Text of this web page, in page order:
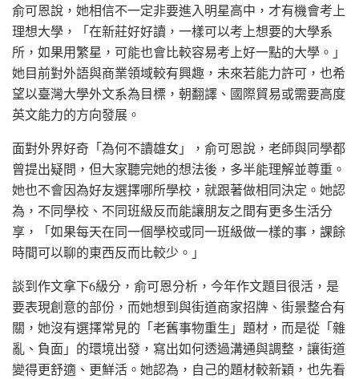
俞可恩說，她相信不一定非要進入明星高中，才有機會考上
理想大學，「在新莊好好讀，一樣可以考上想要的大學系
所，如果用繁星，可能也會比較容易考上好一點的大學。」
她目前對外語與商業領域較有興趣，未來若能力許可，也希
望以臺灣大學外文系為目標，朝翻譯、國際貿易或需要高度
英文能力的方向發展。
面對外界好奇「為何不讀雄女」，俞可恩說，老師與同學都
曾提出疑問，但大家聽完她的想法後，多半能理解並尊重。
她也不會因為好友選擇哪所學校，就跟著做相同決定。她認
為，不同學校、不同班級反而能讓朋友之間有更多生活分
享，「如果每天在同一個學校或同一班級做一樣的事，課餘
時間可以聊的東西反而比較少。」
談到作文拿下6級分，俞可恩分析，今年作文題目很活，是
要表現創意的部份，而她想到與街道商家招牌、街景整合有
關，她沒有選擇常見的「老舊事物重生」題材，而是從「雜
亂、負面」的環境出發，寫出如何透過溝通與調整，讓街道
變得更舒適、更鮮活。她認為，自己的題材較新穎，也先看